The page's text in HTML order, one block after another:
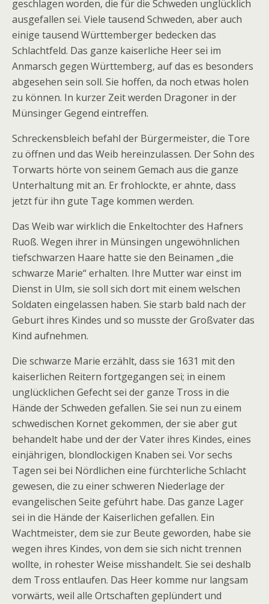
geschlagen worden, die für die Schweden unglücklich
ausgefallen sei. Viele tausend Schweden, aber auch
einige tausend Württemberger bedecken das
Schlachtfeld. Das ganze kaiserliche Heer sei im
Anmarsch gegen Württemberg, auf das es besonders
abgesehen sein soll. Sie hoffen, da noch etwas holen
zu können. In kurzer Zeit werden Dragoner in der
Münsinger Gegend eintreffen.
Schreckensbleich befahl der Bürgermeister, die Tore
zu öffnen und das Weib hereinzulassen. Der Sohn des
Torwarts hörte von seinem Gemach aus die ganze
Unterhaltung mit an. Er frohlockte, er ahnte, dass
jetzt für ihn gute Tage kommen werden.
Das Weib war wirklich die Enkeltochter des Hafners
Ruoß. Wegen ihrer in Münsingen ungewöhnlichen
tiefschwarzen Haare hatte sie den Beinamen „die
schwarze Marie“ erhalten. Ihre Mutter war einst im
Dienst in Ulm, sie soll sich dort mit einem welschen
Soldaten eingelassen haben. Sie starb bald nach der
Geburt ihres Kindes und so musste der Großvater das
Kind aufnehmen.
Die schwarze Marie erzählt, dass sie 1631 mit den
kaiserlichen Reitern fortgegangen sei; in einem
unglücklichen Gefecht sei der ganze Tross in die
Hände der Schweden gefallen. Sie sei nun zu einem
schwedischen Kornet gekommen, der sie aber gut
behandelt habe und der der Vater ihres Kindes, eines
einjährigen, blondlockigen Knaben sei. Vor sechs
Tagen sei bei Nördlichen eine fürchterliche Schlacht
gewesen, die zu einer schweren Niederlage der
evangelischen Seite geführt habe. Das ganze Lager
sei in die Hände der Kaiserlichen gefallen. Ein
Wachtmeister, dem sie zur Beute geworden, habe sie
wegen ihres Kindes, von dem sie sich nicht trennen
wollte, in rohester Weise misshandelt. Sie sei deshalb
dem Tross entlaufen. Das Heer komme nur langsam
vorwärts, weil alle Ortschaften geplündert und